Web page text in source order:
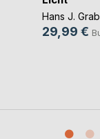
Hans J.
29,99 €